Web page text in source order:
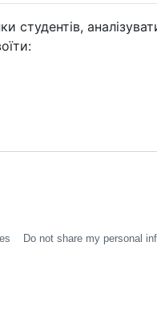
студентів,
Do not share my personal